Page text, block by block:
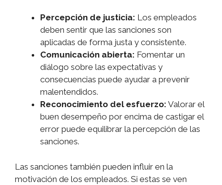
Percepción de justicia: Los empleados
deben sentir que las sanciones son
aplicadas de forma justa y consistente.
Comunicación abierta: Fomentar un
diálogo sobre las expectativas y
consecuencias puede ayudar a prevenir
malentendidos.
Reconocimiento del esfuerzo: Valorar el
buen desempeño por encima de castigar el
error puede equilibrar la percepción de las
sanciones.
Las sanciones también pueden influir en la
motivación de los empleados. Si estas se ven